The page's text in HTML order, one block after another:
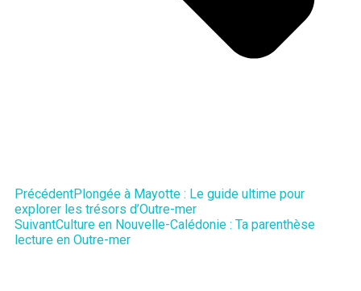
PrécédentPlongée à Mayotte : Le guide ultime pour
explorer les trésors d’Outre-mer
SuivantCulture en Nouvelle-Calédonie : Ta parenthèse
lecture en Outre-mer